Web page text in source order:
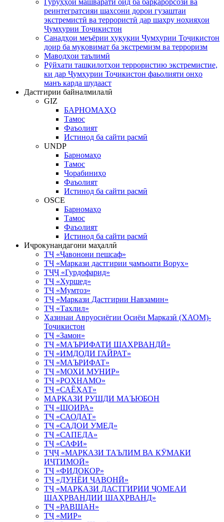
Гурӯҳҳои машваратӣ оид ба барқарорсозӣ ва
реинтегратсияи шахсони дорои гузаштаи
экстремистӣ ва террористӣ дар шаҳру ноҳияҳои
Ҷумҳурии Тоҷикистон
Санадҳои меъёрии ҳуқуқии Ҷумҳурии Тоҷикистон
доир ба муқовимат ба экстремизм ва терроризм
Маводҳои таълимӣ
Рӯйхати ташкилотҳои террористию экстремистие,
ки дар Ҷумҳурии Тоҷикистон фаьолияти онҳо
манъ карда шудааст
Дастгирии байналмилалӣ
GIZ
БАРНОМАҲО
Тамос
Фаъолият
Истинод ба сайти расмӣ
UNDP
Барномаҳо
Тамос
Чорабиниҳо
Фаъолият
Истинод ба сайти расмӣ
OSCE
Барномаҳо
Тамос
Фаъолият
Истинод ба сайти расмӣ
Иҷрокунандагони маҳаллӣ
ТҶ «Ҷавонони пешсаф»
ТҶ «Маркази дастгирии ҷамъоати Ворух»
ТҶҶ «Гурдофарид»
ТҶ «Хуршед»
ТҶ «Мумтоз»
ТҶ «Маркази Дастгирии Навзамин»
ТҶ «Тахлил»
Хазинаи Авруосиёгии Осиёи Марказӣ (ХАОМ)-
Тоҷикистон
ТҶ «Замон»
ТҶ «МАЪРИФАТИ ШАҲРВАНДӢ»
ТҶ «ИМДОДИ ГАЙРАТ»
ТҶ «МАЪРИФАТ»
ТҶ «МОХИ МУНИР»
ТҶ «РОҲНАМО»
ТҶ «САЁҲАТ»
МАРКАЗИ РУШДИ МАЪЮБОН
ТҶ «ШОИРА»
ТҶ «САОДАТ»
ТҶ «САДОИ УМЕД»
ТҶ «САПЕДА»
ТҶ «САФИ»
ТҶҶ «МАРКАЗИ ТАЪЛИМ ВА КӮМАКИ
ИҶТИМОӢ»
ТҶ «ФИДОКОР»
ТҶ «ДУНЁИ ҶАВОНӢ»
ТҶ «МАРКАЗИ ДАСТГИРИИ ҶОМЕАИ
ШАҲРВАНДИИ ШАҲРВАНД»
ТҶ «РАВШАН»
ТҶ «МИР»